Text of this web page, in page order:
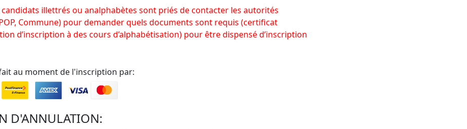
candidats illettrés ou analphabètes sont priés de contacter les autorités
Commune) pour demander quels documents sont requis (certificat
d’inscription à des cours d’alphabétisation) pour être dispensé d’inscription
au moment de l'inscription par:
D'ANNULATION: